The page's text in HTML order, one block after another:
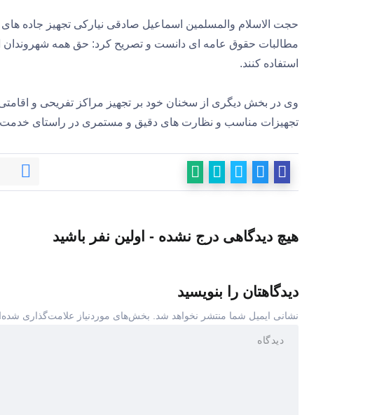
حجت الاسلام والمسلمین اسماعیل صادقی نیارکی تجهیز جاده
مطالبات حقوق عامه ای دانست و تصریح کرد: حق همه شهروندان
استفاده کنند.
وی در بخش دیگری از سخنان خود بر تجهیز مراکز تفریحی و اقامتی
تجهیزات مناسب و نظارت های دقیق و مستمری در راستای خدمت
هیچ دیدگاهی درج نشده - اولین نفر باشید
دیدگاهتان را بنویسید
نشانی ایمیل شما منتشر نخواهد شد. بخش‌های موردنیاز علامت‌گذاری